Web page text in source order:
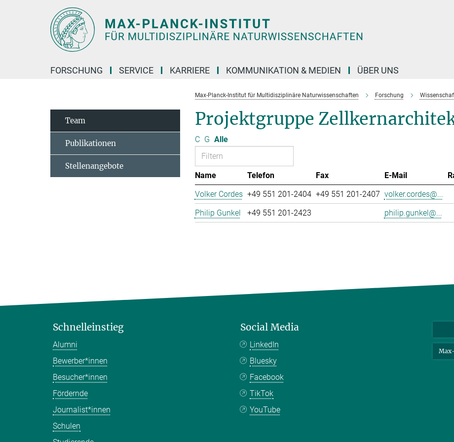
FORSCHUNG SERVICE KARRIERE KOMMUNIKATION & MEDIEN ÜBER UNS
Max-Planck-Institut für Multidisziplinäre Naturwissenschaften Forschung
Projektgruppe
C G Alle
Name Telefon Fax E-Mail
Volker Cordes +49 551 201-2404 +49 551 201-2407 volker.cordes@...
Philip Gunkel
+49 551 201-2423 philip.gunkel@...
Team
Publikationen
Stellenangebote
Schnelleinstieg
Alumni
Bewerber*innen
Besucher*innen
Fördernde
Journalist*innen
Schulen
Social Media
LinkedIn
Bluesky
Facebook
TikTok
YouTube